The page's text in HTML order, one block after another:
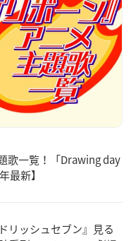
歌一覧！「Drawing day
最新】
リッシュセブン』見る